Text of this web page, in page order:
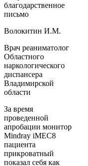
благодарственное
письмо
Волокитин И.М.
Врач реаниматолог
Областного
наркологического
диспансера
Владимирской
области
За время
проведенной
апробации монитор
Mindray iMEC8
пациента
прикроватный
показал себя как